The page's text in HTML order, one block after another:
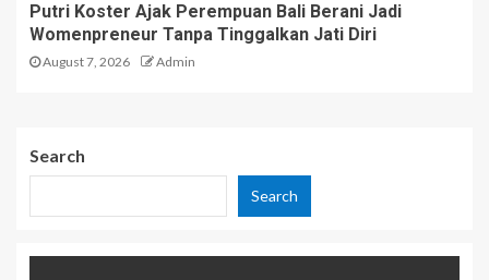
Putri Koster Ajak Perempuan Bali Berani Jadi
Womenpreneur Tanpa Tinggalkan Jati Diri
August 7, 2026 Admin
Search
Search